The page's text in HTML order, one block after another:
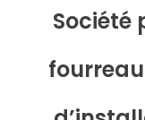
Société